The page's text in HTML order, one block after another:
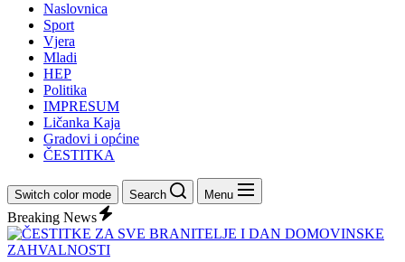
Naslovnica
Sport
Vjera
Mladi
HEP
Politika
IMPRESUM
Ličanka Kaja
Gradovi i općine
ČESTITKA
Switch color mode Search Menu
Breaking News